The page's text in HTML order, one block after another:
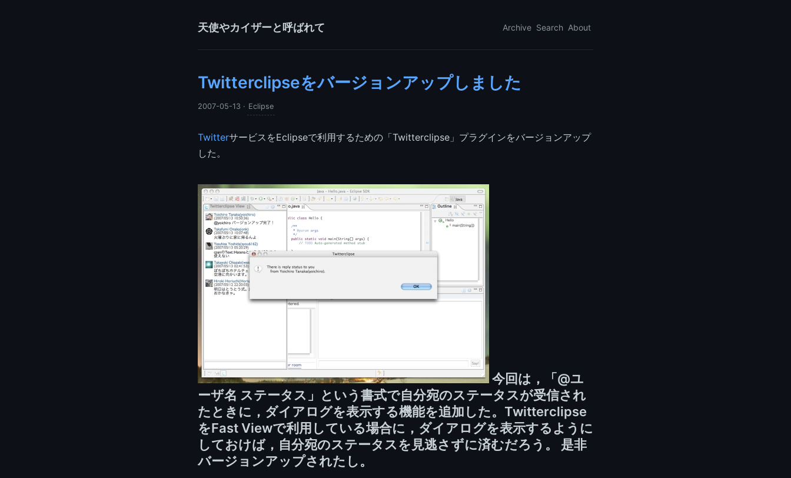
天使やカイザーと呼ばれて Archive Search About
Twitterclipseをバージョンアップしました
2007-05-13 · Eclipse
TwitterサービスをEclipseで利用するための「Twitterclipse」プラグインをバージョンアップ
した。
今回は，「@ユ
ーザ名 ステータス」という書式で自分宛のステータスが受信され
たときに，ダイアログを表示する機能を追加した。Twitterclipse
をFast Viewで利用している場合に，ダイアログを表示するように
しておけば，自分宛のステータスを見逃さずに済むだろう。 是非
バージョンアップされたし。